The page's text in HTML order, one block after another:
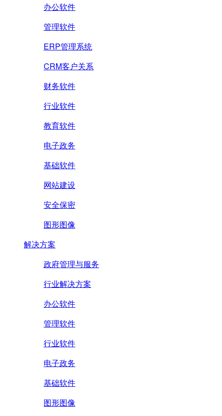
办公软件
管理软件
ERP管理系统
CRM客户关系
财务软件
行业软件
教育软件
电子政务
基础软件
网站建设
安全保密
图形图像
解决方案
政府管理与服务
行业解决方案
办公软件
管理软件
行业软件
电子政务
基础软件
图形图像